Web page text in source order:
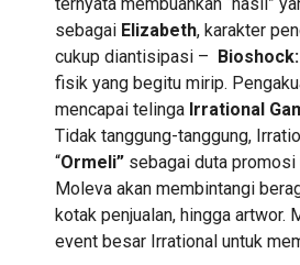
sebagai Elizabeth, karakter
cukup diantisipasi –
fisik yang begitu mirip.
mencapai telingaIrrational
Tidak tanggung-tanggung,
“Ormeli”sebagai duta promosi
Moleva akan membintangi
kotak penjualan, hingga artwor.
event besar Irrational untuk